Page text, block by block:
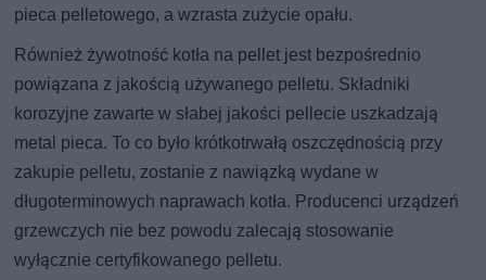
pieca pelletowego, a wzrasta zużycie opału.
Również żywotność kotła na pellet jest bezpośrednio
powiązana z jakością używanego pelletu. Składniki
korozyjne zawarte w słabej jakości pellecie uszkadzają
metal pieca. To co było krótkotrwałą oszczędnością przy
zakupie pelletu, zostanie z nawiązką wydane w
długoterminowych naprawach kotła. Producenci urządzeń
grzewczych nie bez powodu zalecają stosowanie
wyłącznie certyfikowanego pelletu.